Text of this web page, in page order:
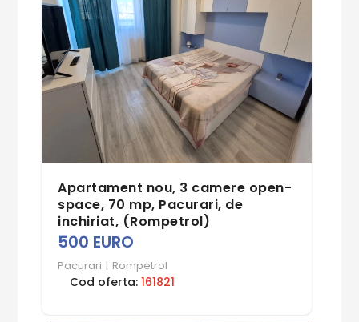
Apartament nou, 3 camere open-
space, 70 mp, Pacurari, de
inchiriat, (Rompetrol)
500 EURO
Pacurari | Rompetrol
Cod oferta:161821